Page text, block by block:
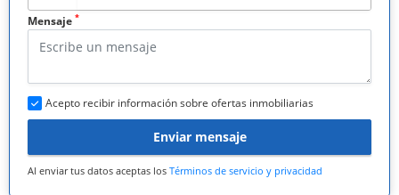
Mensaje *
Acepto recibir información sobre ofertas inmobiliarias
Enviar mensaje
Al enviar tus datos aceptas los Términos de servicio y privacidad